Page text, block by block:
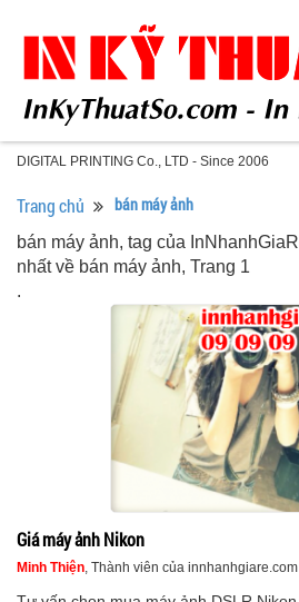
DIGITAL PRINTING Co., LTD - Since 2006
Trang chủ bán máy ảnh
bán máy ảnh, tag của
nhất về bán máy ảnh, Trang 1
.
Giá máy ảnh Nikon
Minh Thiện, Thành viên của innhanhgiare.com